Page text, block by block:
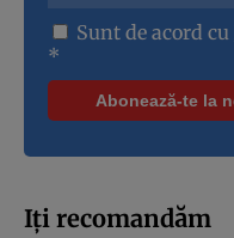
Sunt de acord cu
*
Iți recomandăm